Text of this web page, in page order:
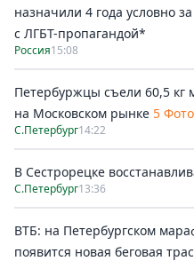
назначили 4 года условно
с ЛГБТ-пропагандой*
Россия15:08
Петербуржцы съели 60,5 кг
на Московском рынке 5 Фото
С.Петербург14:22
В Сестрорецке
С.Петербург13:36
ВТБ: на Петербургском
появится новая беговая